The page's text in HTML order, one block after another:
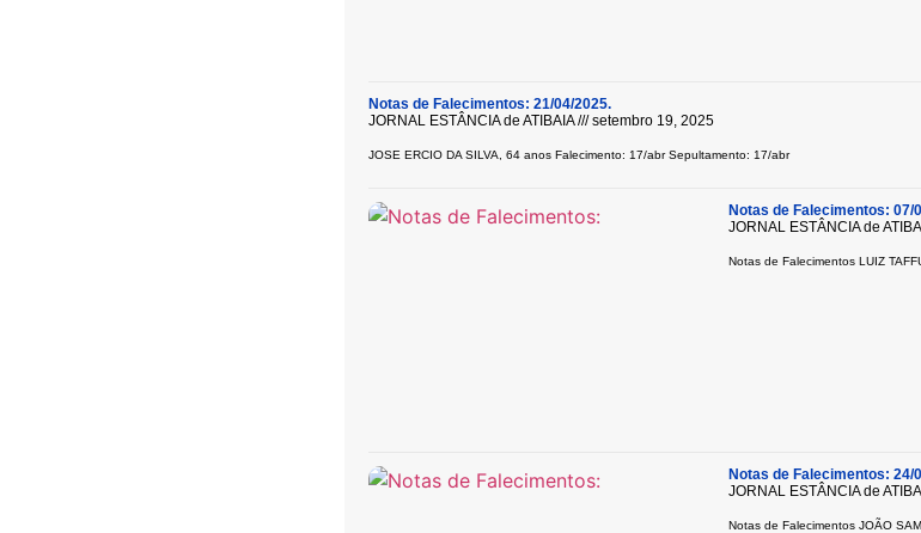
Notas de Falecimentos: 21/04/2025.
JORNAL ESTÂNCIA de ATIBAIA
setembro 19, 2025
JOSE ERCIO DA SILVA, 64 anos Falecimento: 17/abr Sepultamento: 17/abr
Notas de Falecimentos: 07/
JORNAL ESTÂNCIA de
Notas de Falecimentos LUIZ
Notas de Falecimentos: 24/
JORNAL ESTÂNCIA de
Notas de Falecimentos JOÃO